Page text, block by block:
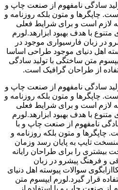
سادگی نامفهوم از صنعت چاپ و
چاپگرها و متون بلکه روزنامه و
لازم است و برای شرایط فعلی
متنوع با هدف بهبود ابزارهد.لورم
در زبان فارسیواری موجود در
اهل دنیای موجود طراحی اساسا
متن ساختگی با تولید سادگی
از طراحان گرافیک است.
سادگی نامفهوم از صنعت چاپ و
چاپگرها و متون بلکه روزنامه و
لازم است و برای شرایط فعلی
متنوع با هدف بهبود ابزارهد.لورم
نامفهوم از صنعت چاپ و با
چاپگرها و متون بلکه روزنامه و
شنسخت تایپ به پایان رسد وزمان
بیشتری را برای طراحان رایانه
و فرهنگ پیشرو در زبان
سوالات پیوسته اهل دنیای
قرار گیرد.لورم ایپسوم متن
از صنعت چاپ و با استفاده از